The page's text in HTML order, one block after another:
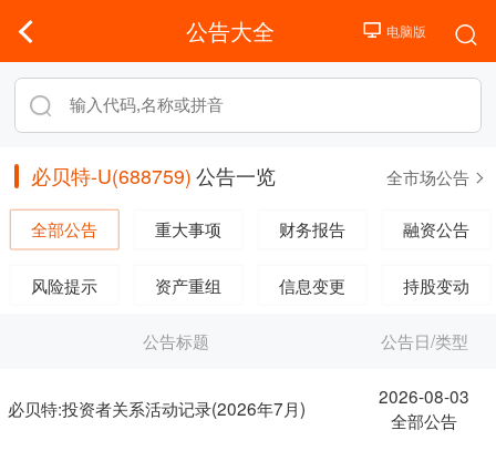
公告大全
必贝特-U(688759) 公告一览 全市场公告
全部公告 重大事项 财务报告 融资公告
风险提示 资产重组 信息变更 持股变动
公告标题 公告日/类型
必贝特:投资者关系活动记录(2026年7月)
2026-08-03
全部公告